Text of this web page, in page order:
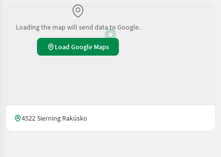
Loading the map will send data to Google.
Load Google Maps
4522 Sierning Rakúsko